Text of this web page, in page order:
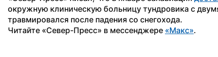
окружную клиническую больницу тундровика с
травмировался после падения со снегохода.
Читайте «Север-Пресс» в мессенджере «Макс».